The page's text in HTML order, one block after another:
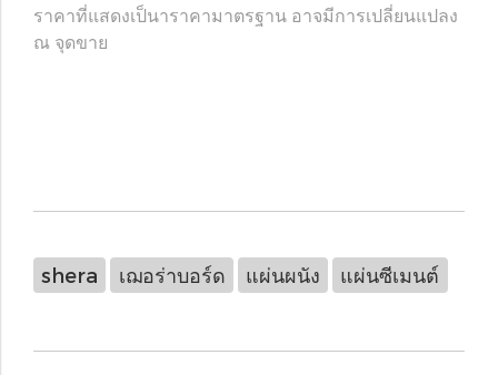
ราคาที่แสดงเป็นาราคามาตรฐาน อาจมีการเปลี่ยนแปลง
ณ จุดขาย
shera เฌอร่าบอร์ด แผ่นผนัง แผ่นซีเมนต์